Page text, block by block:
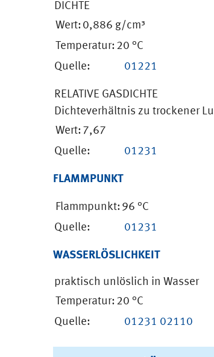
DICHTE
Wert: 0,886 g/cm³
Temperatur: 20 °C
Quelle:
01221
RELATIVE GASDICHTE
Dichteverhältnis zu trockener
Wert: 7,67
Quelle:
01231
FLAMMPUNKT
Flammpunkt: 96 °C
Quelle:
01231
WASSERLÖSLICHKEIT
praktisch unlöslich in Wasser
Temperatur: 20 °C
Quelle:
01231 02110